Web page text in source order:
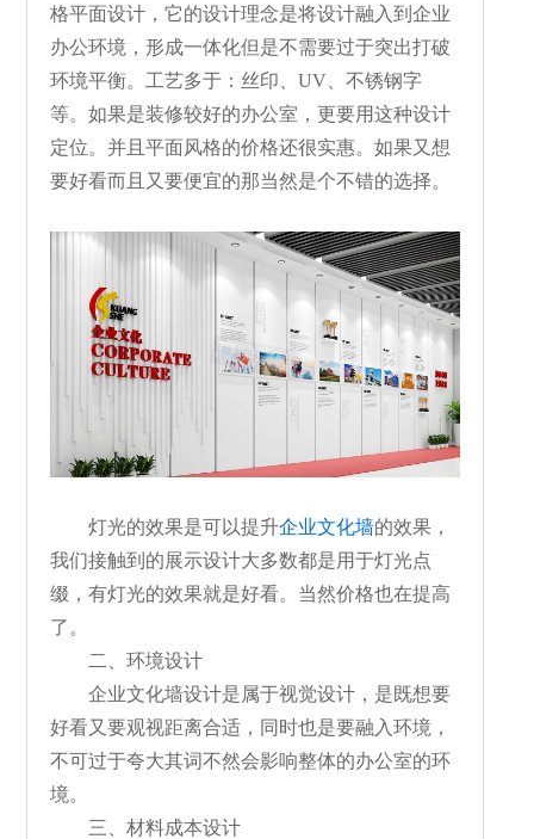
格平面设计，它的设计理念是将设计融入到企业
办公环境，形成一体化但是不需要过于突出打破
环境平衡。工艺多于：丝印、UV、不锈钢字
等。如果是装修较好的办公室，更要用这种设计
定位。并且平面风格的价格还很实惠。如果又想
要好看而且又要便宜的那当然是个不错的选择。
灯光的效果是可以提升企业文化墙的效果，
我们接触到的展示设计大多数都是用于灯光点
缀，有灯光的效果就是好看。当然价格也在提高
了。
二、环境设计
企业文化墙设计是属于视觉设计，是既想要
好看又要观视距离合适，同时也是要融入环境，
不可过于夸大其词不然会影响整体的办公室的环
境。
三、材料成本设计